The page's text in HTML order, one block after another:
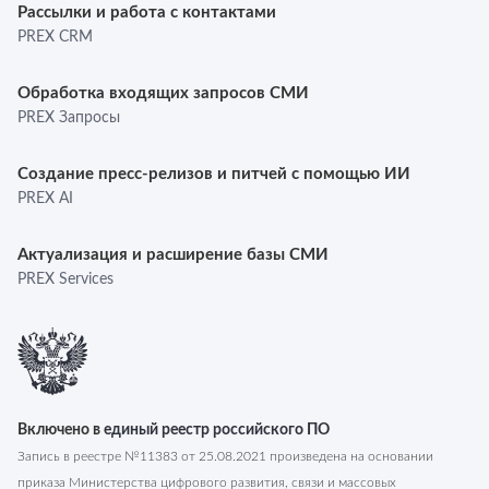
Рассылки и работа с контактами
PREX CRM
Обработка входящих запросов СМИ
PREX Запросы
Создание пресс-релизов и питчей с помощью ИИ
PREX AI
Актуализация и расширение базы СМИ
PREX Services
Включено в единый реестр российского ПО
Запись в реестре №11383 от 25.08.2021 произведена на основании
приказа Министерства цифрового развития, связи и массовых